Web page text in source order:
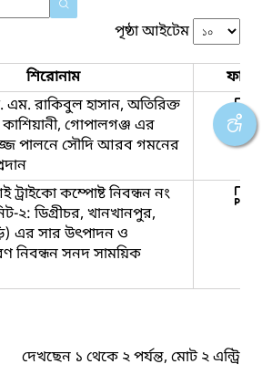
পৃষ্ঠা আইটেম
শিরোনাম
ফাইল
রাকিবুল হাসান, অতিরিক্ত
গোপালগঞ্জ এর
পালনে সৌদি আরব গমনের
ট্রাইকো কম্পোষ্ট নিবন্ধন নং
২: ডিগ্রীচর, খানখানপুর,
এর সার উৎপাদন ও
নিবন্ধন সনদ সাময়িক
দেখছেন ১ থেকে ২ পর্যন্ত, মোট ২ এন্ট্রি